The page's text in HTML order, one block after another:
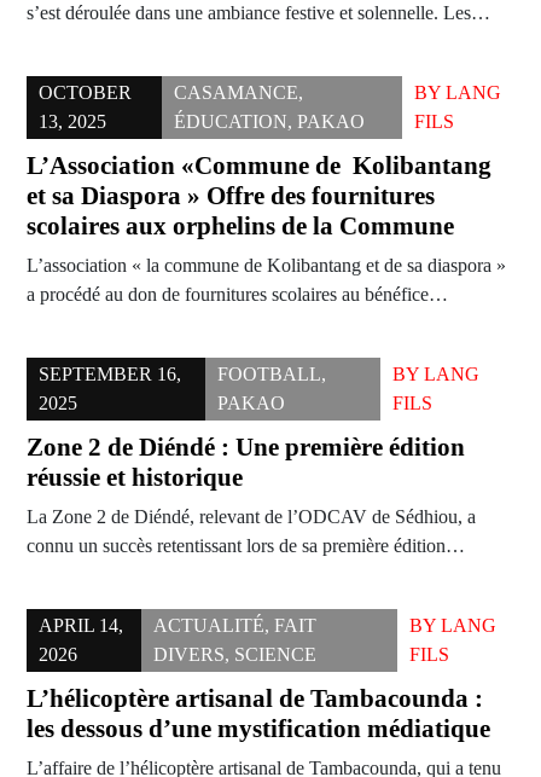
s’est déroulée dans une ambiance festive et solennelle. Les…
OCTOBER
13, 2025
CASAMANCE,
ÉDUCATION, PAKAO
BYLANG
FILS
L’Association «Commune de Kolibantang
et sa Diaspora » Offre des fournitures
scolaires aux orphelins de la Commune
L’association « la commune de Kolibantang et de sa diaspora »
a procédé au don de fournitures scolaires au bénéfice…
SEPTEMBER 16,
2025
FOOTBALL,
PAKAO
BYLANG
FILS
Zone 2 de Diéndé : Une première édition
réussie et historique
La Zone 2 de Diéndé, relevant de l’ODCAV de Sédhiou, a
connu un succès retentissant lors de sa première édition…
APRIL 14,
2026
ACTUALITÉ, FAIT
DIVERS, SCIENCE
BYLANG
FILS
L’hélicoptère artisanal de Tambacounda :
les dessous d’une mystification médiatique
L’affaire de l’hélicoptère artisanal de Tambacounda, qui a tenu